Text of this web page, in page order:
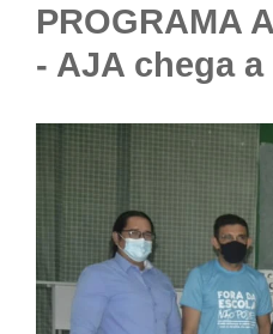
PROGRAMA
- AJA chega